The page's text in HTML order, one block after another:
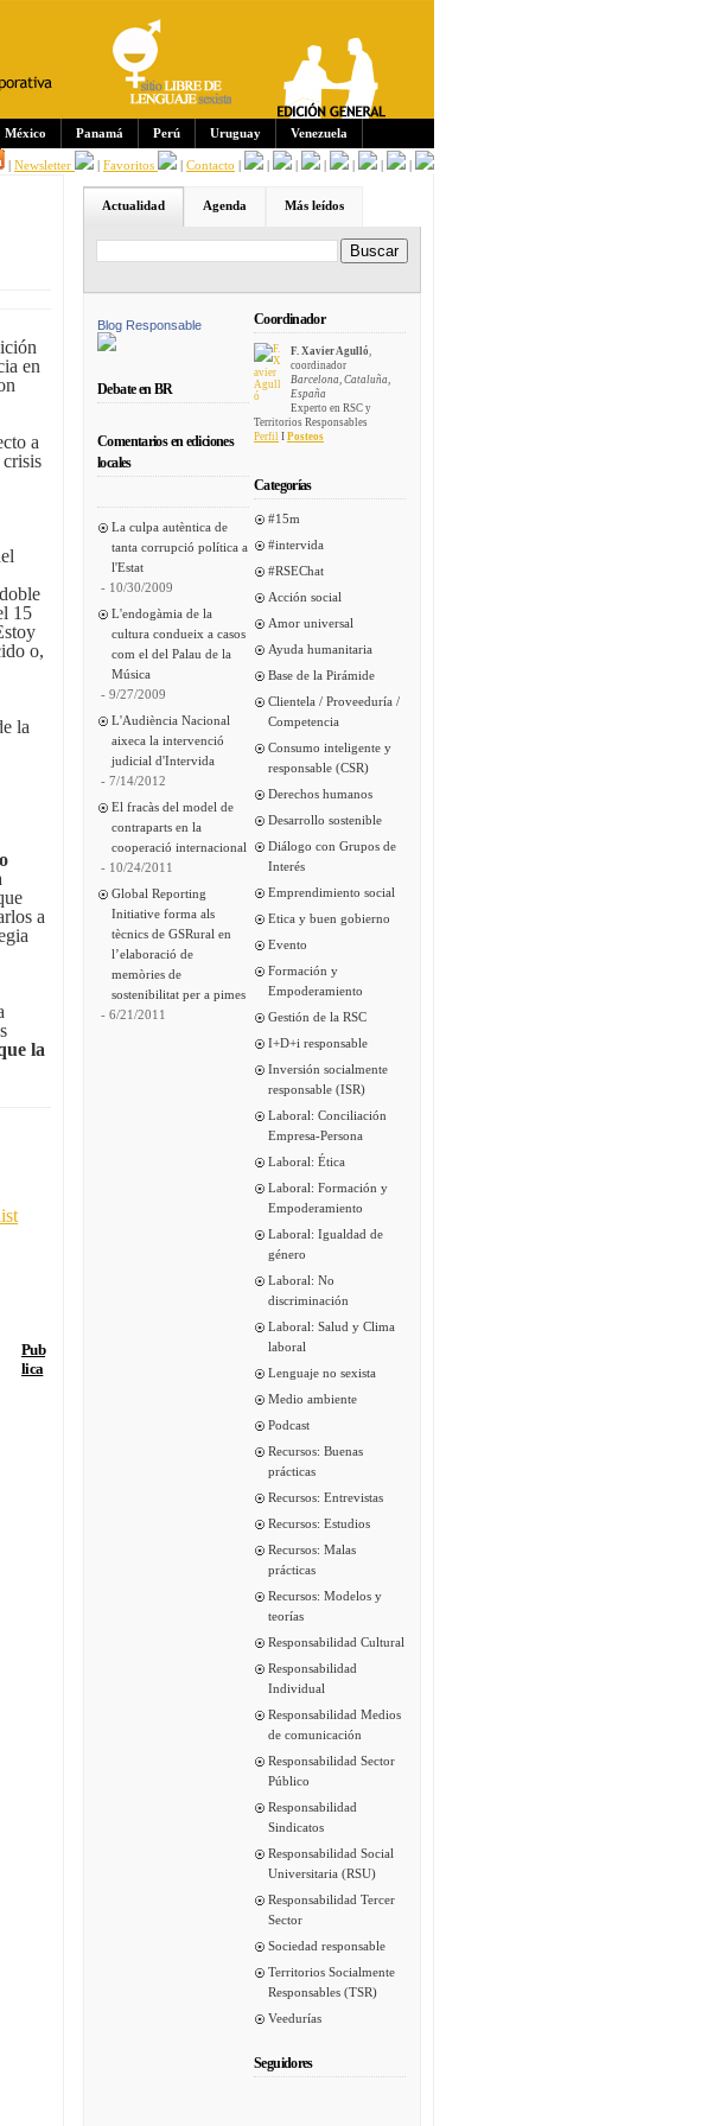
México Panamá Perú Uruguay Venezuela
| Newsletter | Favoritos | Contacto | | | | | | |
en
a
15
o,
la
a
la
Pub
lica
Actualidad Agenda Más leídos
Blog Responsable
Debate en BR
Comentarios en ediciones
locales
La culpa autèntica de
tanta corrupció política a
l'Estat
- 10/30/2009
L'endogàmia de la
cultura condueix a casos
com el del Palau de la
Música
- 9/27/2009
L'Audiència Nacional
aixeca la intervenció
judicial d'Intervida
- 7/14/2012
El fracàs del model de
contraparts en la
cooperació internacional
- 10/24/2011
Global Reporting
Initiative forma als
tècnics de GSRural en
l’elaboració de
memòries de
sostenibilitat per a pimes
- 6/21/2011
Coordinador
F. Xavier Agulló,
coordinador
Barcelona, Cataluña,
España
Experto en RSC y
Territorios Responsables
Perfil I Posteos
Categorías
#15m
#intervida
#RSEChat
Acción social
Amor universal
Ayuda humanitaria
Base de la Pirámide
Clientela / Proveeduría /
Competencia
Consumo inteligente y
responsable (CSR)
Derechos humanos
Desarrollo sostenible
Diálogo con Grupos de
Interés
Emprendimiento social
Etica y buen gobierno
Evento
Formación y
Empoderamiento
Gestión de la RSC
I+D+i responsable
Inversión socialmente
responsable (ISR)
Laboral: Conciliación
Empresa-Persona
Laboral: Ética
Laboral: Formación y
Empoderamiento
Laboral: Igualdad de
género
Laboral: No
discriminación
Laboral: Salud y Clima
laboral
Lenguaje no sexista
Medio ambiente
Podcast
Recursos: Buenas
prácticas
Recursos: Entrevistas
Recursos: Estudios
Recursos: Malas
prácticas
Recursos: Modelos y
teorías
Responsabilidad Cultural
Responsabilidad
Individual
Responsabilidad Medios
de comunicación
Responsabilidad Sector
Público
Responsabilidad
Sindicatos
Responsabilidad Social
Universitaria (RSU)
Responsabilidad Tercer
Sector
Sociedad responsable
Territorios Socialmente
Responsables (TSR)
Veedurías
Seguidores